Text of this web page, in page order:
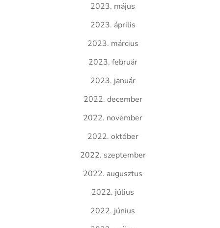
2023. május
2023. április
2023. március
2023. február
2023. január
2022. december
2022. november
2022. október
2022. szeptember
2022. augusztus
2022. július
2022. június